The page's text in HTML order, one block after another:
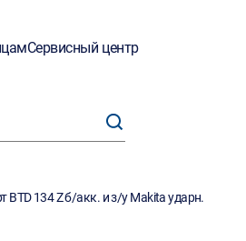
Сервисный центр
BTD 134 Z б/акк. и з/у Makita ударн.